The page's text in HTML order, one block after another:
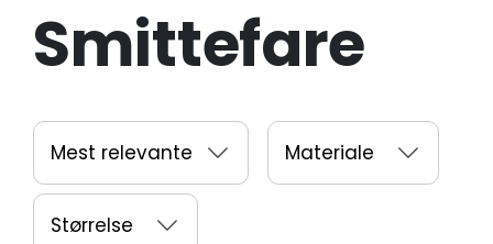
Smittefare
Mest relevante Materiale
Størrelse